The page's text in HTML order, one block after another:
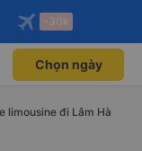
Mở app
qua
Mở app
-30k
Chọn ngày
limousine đi Lâm Hà